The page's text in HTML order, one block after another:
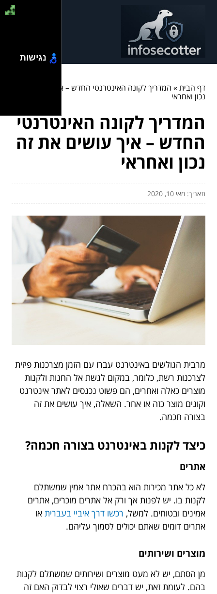
דף הבית» המדריך לקונה האינטרנטי החדש – איך עושים את זה
נכון ואחראי
המדריך לקונה האינטרנטי
החדש – איך עושים את זה
נכון ואחראי
תאריך: מאי 10, 2020
מרבית הגולשים באינטרנט עברו עם הזמן מצרכנות פיזית
לצרכנות רשת, כלומר, במקום לגשת אל החנות ולקנות
מוצרים כאלה ואחרים, הם פשוט נכנסים לאתר אינטרנט
וקונים מוצר כזה או אחר. השאלה, איך עושים את זה
בצורה חכמה.
כיצד לקנות באינטרנט בצורה חכמה?
אתרים
לא כל אתר מכירות הוא בהכרח אתר אמין שמשתלם
לקנות בו. יש לפנות אך ורק אל אתרים מוכרים, אתרים
אמינים ובטוחים. למשל, רכשו דרך איביי בעברית או
אתרים דומים שאתם יכולים לסמוך עליהם.
מוצרים ושירותים
מן הסתם, יש לא מעט מוצרים ושירותים שמשתלם לקנות
בהם. לעומת זאת, יש דברים שאולי רצוי לבדוק האם זה
נגישות